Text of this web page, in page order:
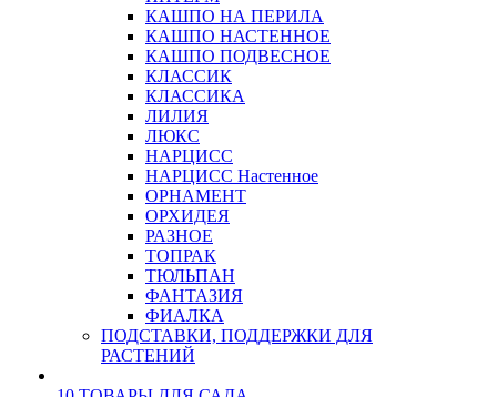
КАШПО НА ПЕРИЛА
КАШПО НАСТЕННОЕ
КАШПО ПОДВЕСНОЕ
КЛАССИК
КЛАССИКА
ЛИЛИЯ
ЛЮКС
НАРЦИСС
НАРЦИСС Настенное
ОРНАМЕНТ
ОРХИДЕЯ
РАЗНОЕ
ТОПРАК
ТЮЛЬПАН
ФАНТАЗИЯ
ФИАЛКА
ПОДСТАВКИ, ПОДДЕРЖКИ ДЛЯ
РАСТЕНИЙ